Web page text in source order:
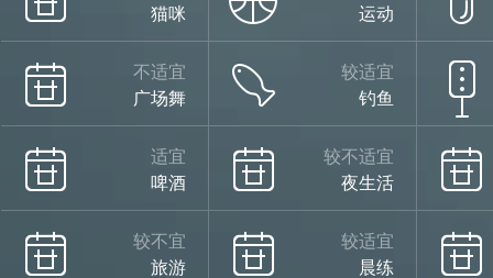
23°
阵雨
08/14
猫咪
运动
不适宜
广场舞
较适宜
钓鱼
适宜
啤酒
较不适宜
夜生活
较不宜
旅游
较适宜
晨练